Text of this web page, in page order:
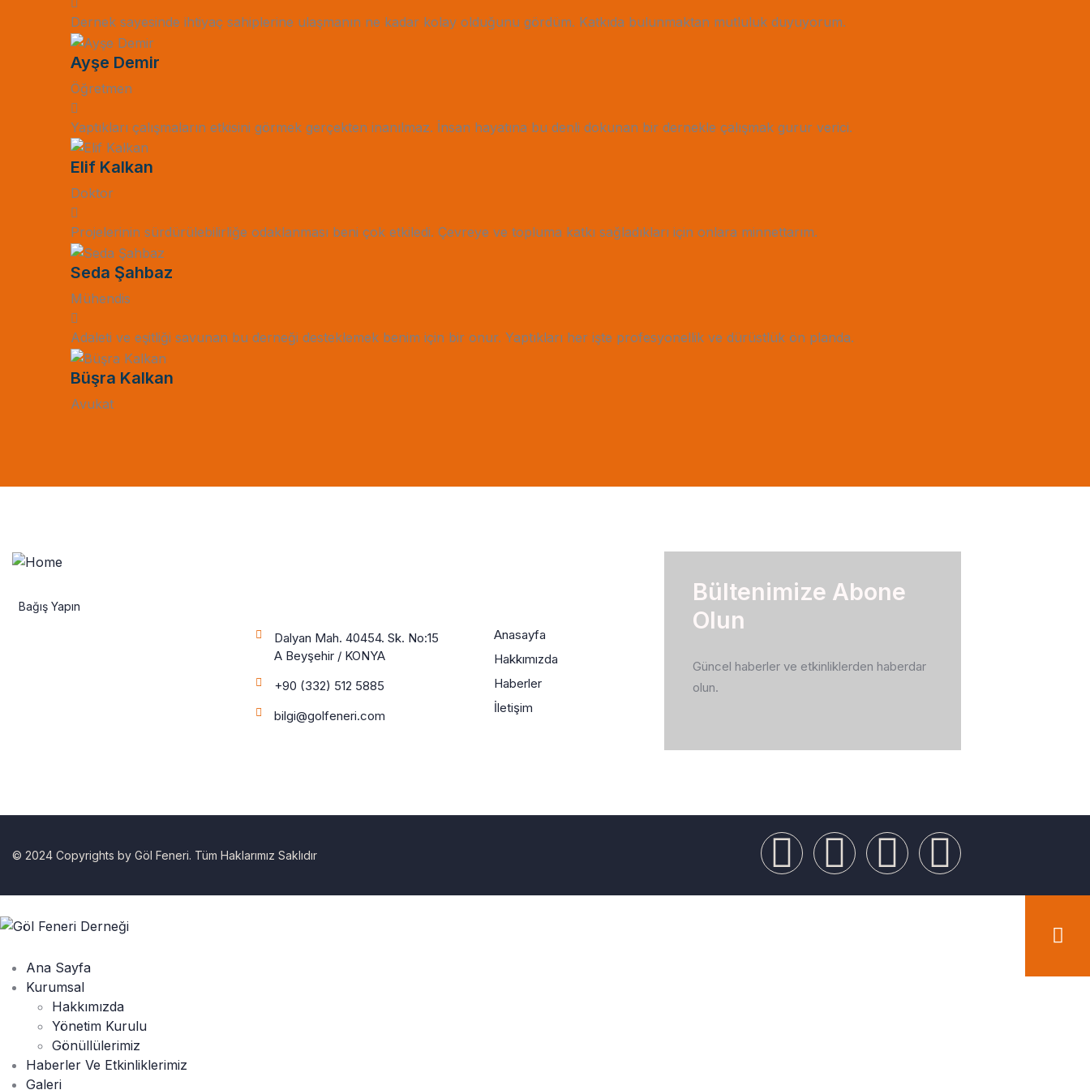
Dernek sayesinde ihtiyaç sahiplerine ulaşmanın ne kadar kolay olduğunu gördüm. Katkıda bulunmaktan mutluluk duyuyorum.
Ayşe Demir
Öğretmen
Yaptıkları çalışmaların etkisini görmek gerçekten inanılmaz. İnsan hayatına bu denli dokunan bir dernekle çalışmak gurur verici.
Elif Kalkan
Doktor
Projelerinin sürdürülebilirliğe odaklanması beni çok etkiledi. Çevreye ve topluma katkı sağladıkları için onlara minnettarım.
Seda Şahbaz
Mühendis
Adaleti ve eşitliği savunan bu derneği desteklemek benim için bir onur. Yaptıkları her işte profesyonellik ve dürüstlük ön planda.
Büşra Kalkan
Avukat
Bağış Yapın
Dalyan Mah. 40454. Sk. No:15
A Beyşehir / KONYA
+90 (332) 512 5885
bilgi@golfeneri.com
Anasayfa
Hakkımızda
Haberler
İletişim
Bültenimize Abone
Olun
Güncel haberler ve etkinliklerden haberdar
olun.
© 2024 Copyrights by Göl Feneri. Tüm Haklarımız Saklıdır
Ana Sayfa
Kurumsal
Hakkımızda
Yönetim Kurulu
Gönüllülerimiz
Haberler Ve Etkinliklerimiz
Galeri